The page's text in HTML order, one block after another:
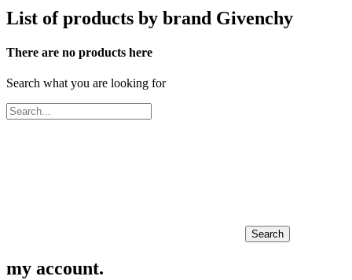
List of products by brand Givenchy
There are no products here
Search what you are looking for
Search
my account.